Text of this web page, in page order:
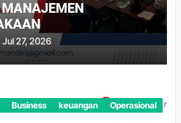
Jul 27, 2026
Business keuangan Operasional